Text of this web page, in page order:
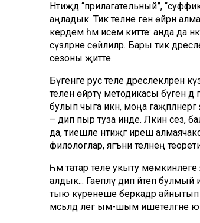
Нәтиҗәдә “прилага­тель­ный”,
аңладык. Тик телне генә өйрәнә
кердем һәм исем китте: анда да
сүзләрне сөйлиләр. Бары тик
сезоны җитте.
Бүгенге рус теле дәреслекләренә
теленә өйрәтү методикасы бүген дә
булып чыга икән, моңа
– дип пыр туза инде. Ләкин сез,
да, тиешле нәтиҗәгә ирешә
филологлар, ягъни телнең
Һәм татар теле укыту
алдык... Гаепләү дип әйтеп
тыю күренеше беркадәр айнытып
мәсьә­ләдә әлегә ым-шым